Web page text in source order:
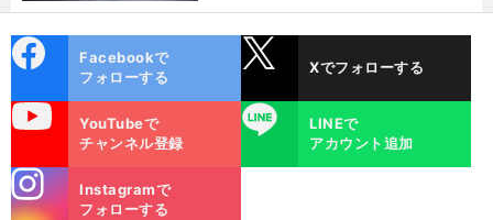
ok
Facebookで
フォローする
Xでフォローする
YouTubeで
チャンネル登録
LINE
LINEで
アカウント追加
m
Instagramで
フォローする